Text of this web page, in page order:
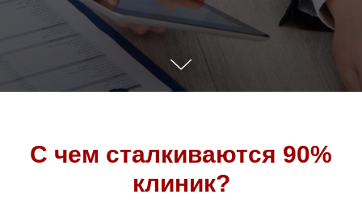
С чем сталкиваются 90%
клиник?